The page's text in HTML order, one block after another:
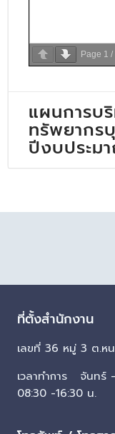
Page 1 /
แผนการบ
ทรัพยากร
ปีงบประม
ที่ตั้งสำนักงาน
เลขที่ 36 หมู่ 3 ต.ห
เวลาทำการ จันทร์
08:30 -16:30 น.